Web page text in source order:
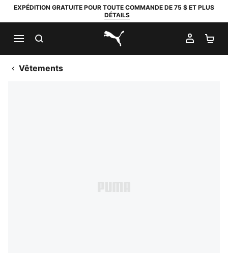
EXPÉDITION GRATUITE POUR TOUTE COMMANDE DE 75 $ ET PLUS
DÉTAILS
PUMA.com
MON
Vêtements